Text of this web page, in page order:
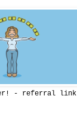
- referral link